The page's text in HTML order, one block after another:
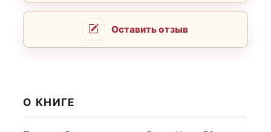
Оставить отзыв
О КНИГЕ